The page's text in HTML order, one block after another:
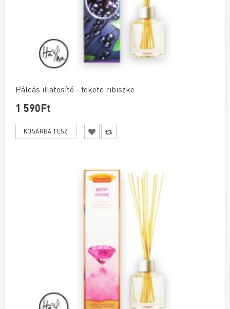
Pálcás illatosító - fekete ribiszke
1 590Ft